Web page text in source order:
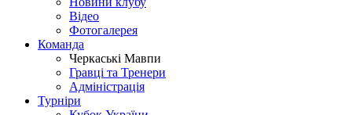
Відео
Фотогалерея
Команда
Черкаські Мавпи
Гравці та Тренери
Адміністрація
Турніри